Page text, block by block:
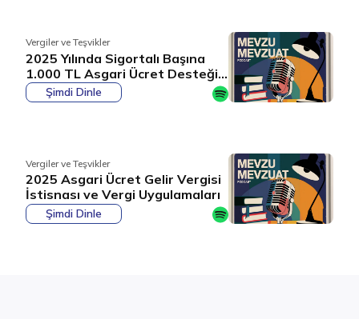
Vergiler ve Teşvikler
2025 Yılında Sigortalı Başına
1.000 TL Asgari Ücret Desteği
Hakkında Tüm Detaylar
Şimdi Dinle
Vergiler ve Teşvikler
2025 Asgari Ücret Gelir Vergisi
İstisnası ve Vergi Uygulamaları
Şimdi Dinle